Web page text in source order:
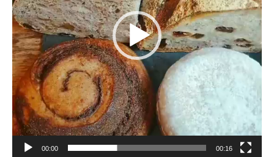
ヤ
ー
00:00 00:16